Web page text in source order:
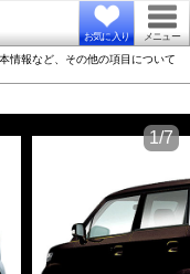
お気に入り メニュー
情報など、その他の項目について
1/7